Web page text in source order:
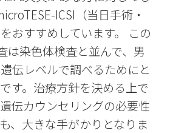
ICSI（当日手術・
おすすめしています。 この
は染色体検査と並んで、男
伝レベルで調べるためにと
す。治療方針を決める上で
伝カウンセリングの必要性
、大きな手がかりとなりま